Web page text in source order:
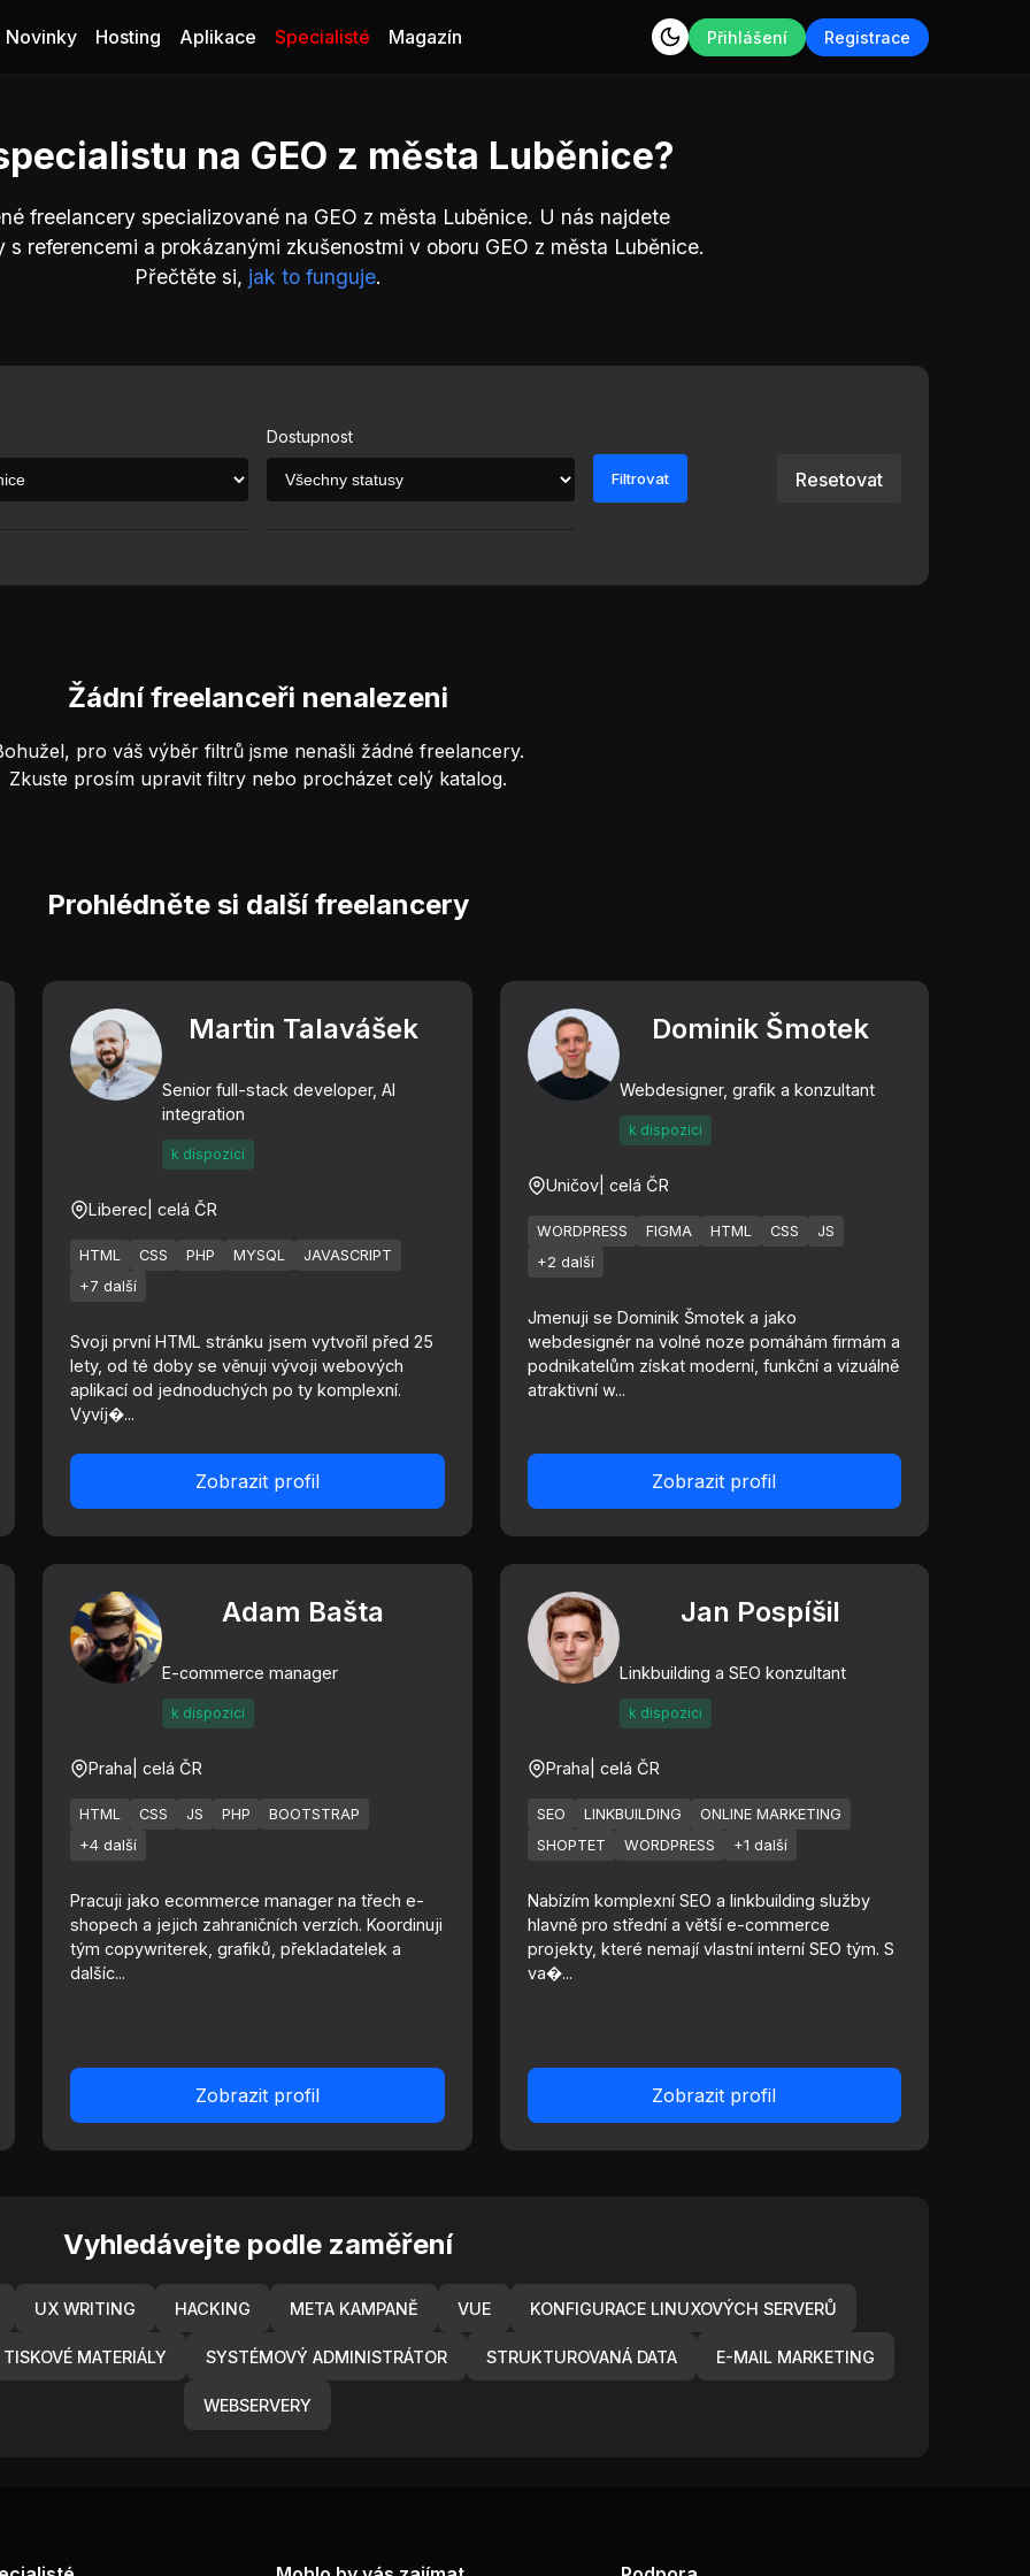
Novinky Hosting Aplikace Specialisté Magazín Přihlášení Registrace
na GEO z města Luběnice?
freelancery specializované na GEO z města Luběnice. U nás najdete
s referencemi a prokázanými zkušenostmi v oboru GEO z města Luběnice.
Přečtěte si, jak to funguje.
Dostupnost
Filtrovat Resetovat
Žádní freelanceři nenalezeni
pro váš výběr filtrů jsme nenašli žádné freelancery.
Zkuste prosím upravit filtry nebo procházet celý katalog.
Prohlédněte si další freelancery
Martin Talavášek
Senior full-stack developer, AI
integration
k dispozici
Liberec | celá ČR
HTML CSS PHP MYSQL
JAVASCRIPT
+7 další
Svoji první HTML stránku jsem vytvořil před 25
lety, od té doby se věnuji vývoji webových
aplikací od jednoduchých po ty komplexní.
Vyvíj�...
Zobrazit profil
Dominik Šmotek
Webdesigner, grafik a konzultant
k dispozici
Uničov| celá ČR
WORDPRESS FIGMA HTML CSS
JS
+2 další
Jmenuji se Dominik Šmotek a jako
webdesignér na volné noze pomáhám firmám a
podnikatelům získat moderní, funkční a vizuálně
atraktivní w...
Zobrazit profil
Adam Bašta
E-commerce manager
k dispozici
Praha | celá ČR
HTML CSS JS PHP
BOOTSTRAP
+4 další
Pracuji jako ecommerce manager na třech e-
shopech a jejich zahraničních verzích. Koordinuji
tým copywriterek, grafiků, překladatelek a
dalšíc...
Zobrazit profil
Jan Pospíšil
Linkbuilding a SEO konzultant
k dispozici
Praha | celá ČR
SEO LINKBUILDING
ONLINE MARKETING
SHOPTET
WORDPRESS +1 další
Nabízím komplexní SEO a linkbuilding služby
hlavně pro střední a větší e-commerce
projekty, které nemají vlastní interní SEO tým. S
va�...
Zobrazit profil
Vyhledávejte podle zaměření
UX WRITING HACKING META KAMPANĚ VUE KONFIGURACE LINUXOVÝCH SERVERŮ
TISKOVÉ MATERIÁLY SYSTÉMOVÝ ADMINISTRÁTOR STRUKTUROVANÁ DATA E-MAIL MARKETING
WEBSERVERY